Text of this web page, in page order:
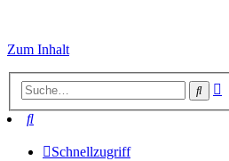
Zum Inhalt
Suche
Suche
Schnellzugriff